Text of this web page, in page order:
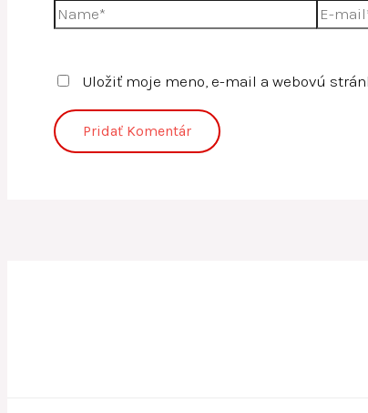
Name*
E-
mail*
Uložiť moje meno, e-mail a webovú